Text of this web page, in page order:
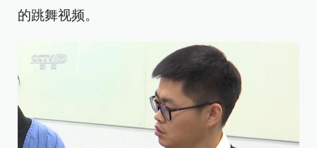
的跳舞视频。